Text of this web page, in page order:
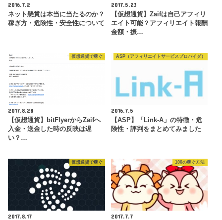
2016.7.2
ネット懸賞は本当に当たるのか？
稼ぎ方・危険性・安全性について
2017.5.23
【仮想通貨】Zaifは自己アフィリ
エイト可能？アフィリエイト報酬
金額・振…
仮想通貨で稼ぐ
2017.8.28
【仮想通貨】bitFlyerからZaifへ
入金・送金した時の反映は遅
い？…
ASP（アフィリエイトサービスプロバイダ）
2016.7.5
【ASP】「Link-A」の特徴・危
険性・評判をまとめてみました
仮想通貨で稼ぐ
2017.8.17
100の稼ぐ方法
2017.7.7